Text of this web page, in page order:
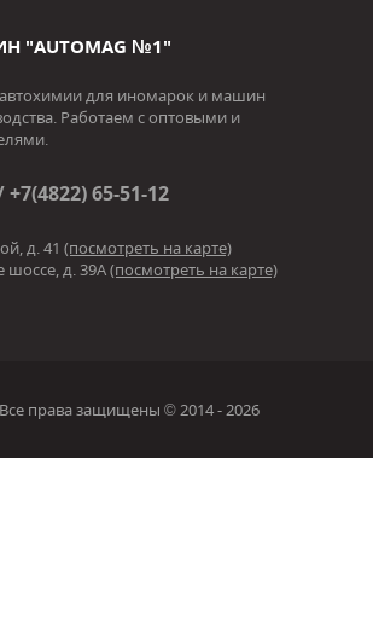
"AUTOMAG №1"
для иномарок и машин
Работаем с оптовыми и
+7(4822) 65-51-12
д. 41 (посмотреть на карте)
шоссе, д. 39А(посмотреть на карте)
Все права защищены © 2014 - 2026